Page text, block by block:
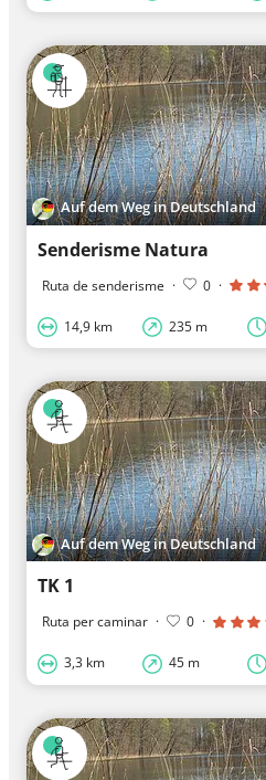
Auf dem Weg in Deutschland
Senderisme Natura
Ruta de senderisme · 0 ·
14,9 km 235 m
Auf dem Weg in Deutschland
TK 1
Ruta per caminar · 0 ·
3,3 km 45 m